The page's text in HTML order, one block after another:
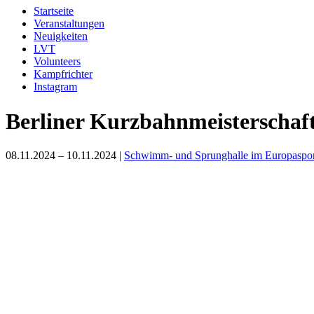
Startseite
Veranstaltungen
Neuigkeiten
LVT
Volunteers
Kampfrichter
Instagram
Berliner
08.11.2024 – 10.11.2024 | Schwimm- und Sprunghalle im